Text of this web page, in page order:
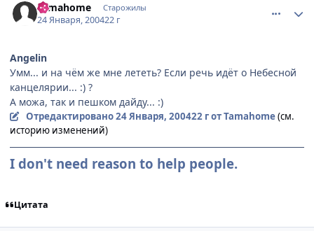
Tamahome Старожилы
24 Января, 200422 г
Angelin
Умм... и на чём же мне лететь? Если речь идёт о Небесной
канцелярии... :) ?
А можа, так и пешком дайду... :)
Отредактировано24 Января, 200422 гот Tamahome(см.
историю изменений)
I don't need reason to help people.
Цитата